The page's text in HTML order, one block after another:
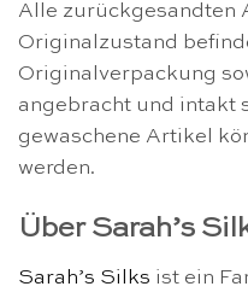
Alle zurückgesandten
Originalzustand
Originalverpackung
angebracht und intakt
gewaschene Artikel
werden.
Über Sarah’s
Sarah’s Silks ist ein